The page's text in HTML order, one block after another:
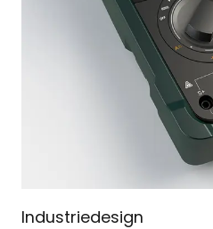
Industriedesign